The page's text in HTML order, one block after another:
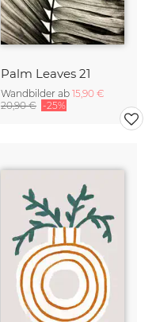
Palm Leaves 21
Wandbilder ab 15,90 €
20,90 € -25%